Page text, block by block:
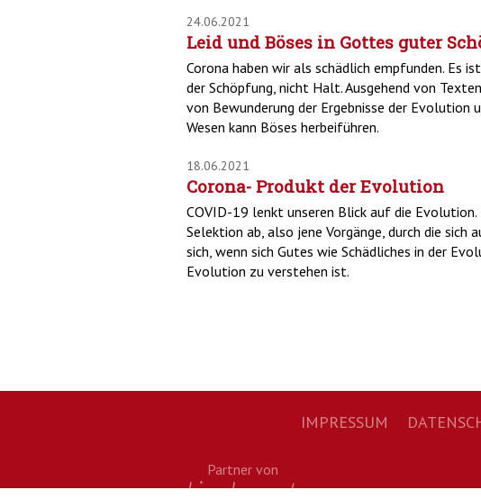
24.06.2021
Leid und Böses in Gottes guter
Corona haben wir als schädlich empfunden. Es
der Schöpfung, nicht Halt. Ausgehend von
von Bewunderung der Ergebnisse der Evolution
Wesen kann Böses herbeiführen.
18.06.2021
Corona- Produkt der Evolution
COVID-19 lenkt unseren Blick auf die
Selektion ab, also jene Vorgänge, durch die
sich, wenn sich Gutes wie Schädliches in der
Evolution zu verstehen ist.
IMPRESSUM
Partner von